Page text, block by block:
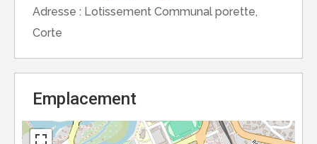
Adresse : Lotissement Communal porette,
Corte
Emplacement